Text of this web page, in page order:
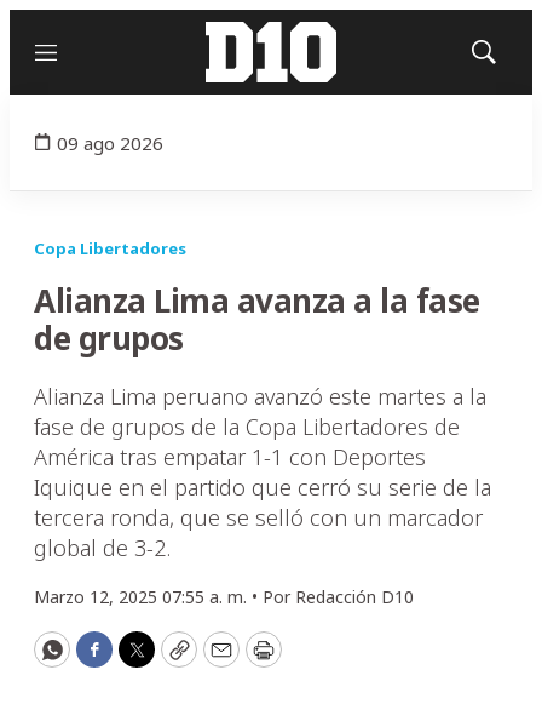
Menú
Mostrar
09 ago 2026
Copa Libertadores
Alianza Lima avanza a la fase
de grupos
Alianza Lima peruano avanzó este martes a la
fase de grupos de la Copa Libertadores de
América tras empatar 1-1 con Deportes
Iquique en el partido que cerró su serie de la
tercera ronda, que se selló con un marcador
global de 3-2.
Marzo 12, 2025 07:55 a. m. • Por Redacción D10
WhatsApp
Facebook
Twitter
CopyEmailPrint